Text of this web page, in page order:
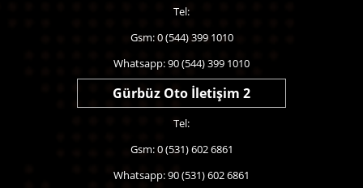
Tel:
Gsm: 0 (544) 399 1010
Whatsapp: 90 (544) 399 1010
Gürbüz Oto İletişim 2
Tel:
Gsm: 0 (531) 602 6861
Whatsapp: 90 (531) 602 6861